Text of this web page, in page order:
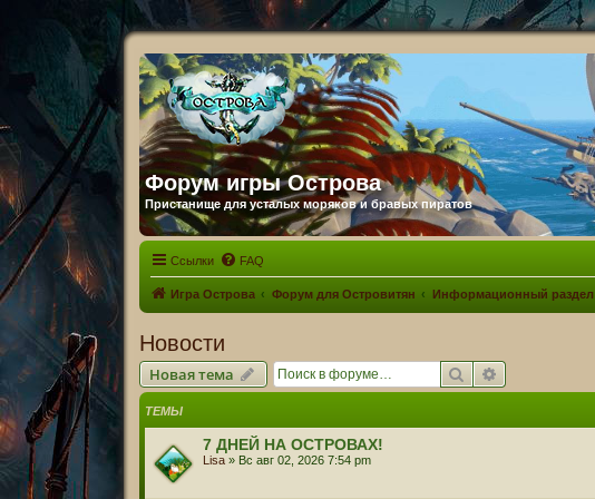
Форум игры Острова
Пристанище для усталых моряков и бравых пиратов
Ссылки FAQ
Игра Острова Форум для Островитян Информационный раздел
Новости
Новая тема Поиск
ТЕМЫ
7 ДНЕЙ НА ОСТРОВАХ!
Lisa» Вс авг 02, 2026 7:54 pm